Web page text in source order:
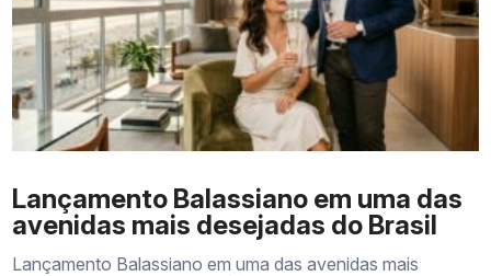
Lançamento Balassiano em uma das
avenidas mais desejadas do Brasil
Lançamento Balassiano em uma das avenidas mais